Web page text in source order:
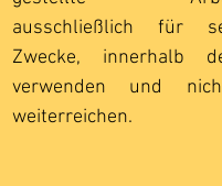
ausschließlich für
Zwecke, innerhalb
verwenden und
weiterreichen.